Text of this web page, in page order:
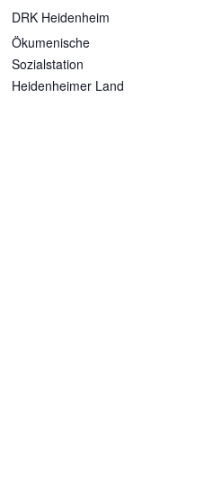
DRK Heidenheim
Ökumenische
Sozialstation
Heidenheimer Land